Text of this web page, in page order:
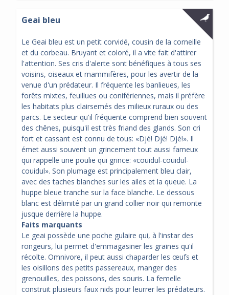
Geai bleu
Le Geai bleu est un petit corvidé, cousin de la corneille
et du corbeau. Bruyant et coloré, il a vite fait d'attirer
l'attention. Ses cris d'alerte sont bénéfiques à tous ses
voisins, oiseaux et mammifères, pour les avertir de la
venue d'un prédateur. Il fréquente les banlieues, les
forêts mixtes, feuillues ou conifériennes, mais il préfère
les habitats plus clairsemés des milieux ruraux ou des
parcs. Le secteur qu'il fréquente comprend bien souvent
des chênes, puisqu'il est très friand des glands. Son cri
fort et cassant est connu de tous: «Djé! Djé! Djé!». Il
émet aussi souvent un grincement tout aussi fameux
qui rappelle une poulie qui grince: «couidul-couidul-
couidul». Son plumage est principalement bleu clair,
avec des taches blanches sur les ailes et la queue. La
huppe bleue tranche sur la face blanche. Le dessous
blanc est délimité par un grand collier noir qui remonte
jusque derrière la huppe.
Faits marquants
Le geai possède une poche gulaire qui, à l'instar des
rongeurs, lui permet d'emmagasiner les graines qu'il
récolte. Omnivore, il peut aussi chaparder les œufs et
les oisillons des petits passereaux, manger des
grenouilles, des poissons, des souris. La femelle
construit plusieurs faux nids pour leurrer les prédateurs.